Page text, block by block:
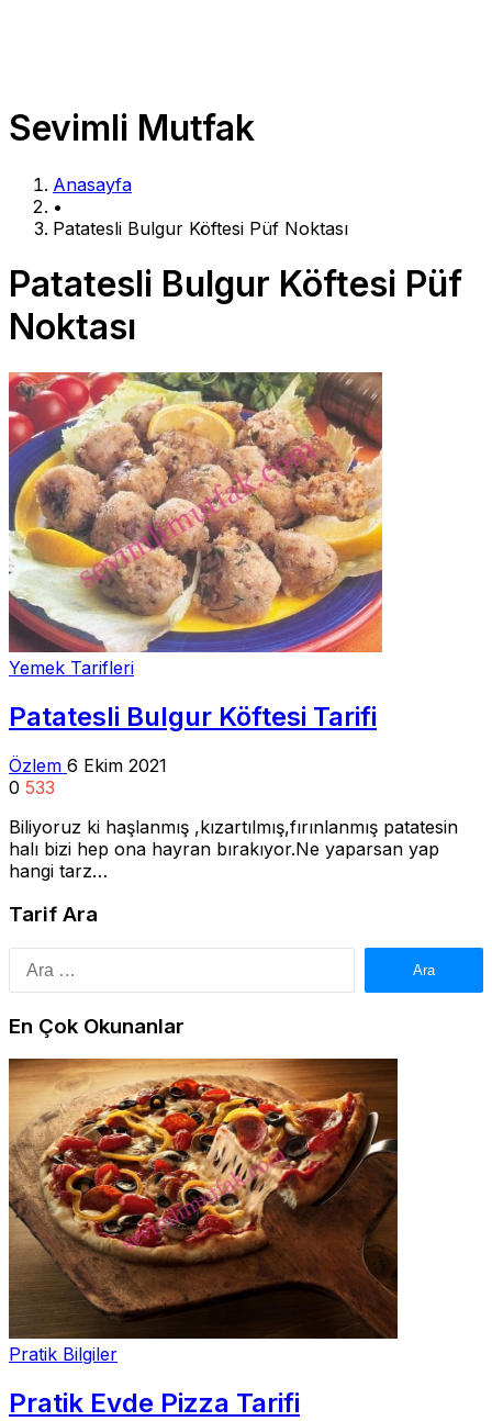
Sevimli Mutfak
Anasayfa
•
Patatesli Bulgur Köftesi Püf Noktası
Patatesli Bulgur Köftesi Püf
Noktası
Yemek Tarifleri
Patatesli Bulgur Köftesi Tarifi
Özlem 6 Ekim 2021
0 533
Biliyoruz ki haşlanmış ,kızartılmış,fırınlanmış patatesin
halı bizi hep ona hayran bırakıyor.Ne yaparsan yap
hangi tarz…
Tarif Ara
En Çok Okunanlar
Pratik Bilgiler
Pratik Evde Pizza Tarifi